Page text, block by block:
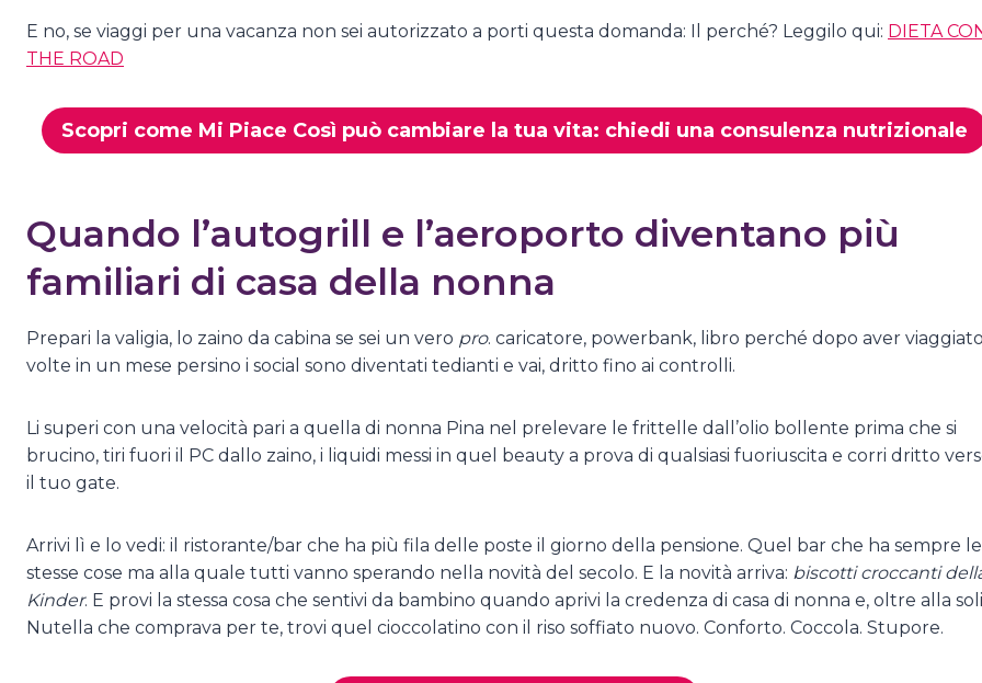
E no, se viaggi per una vacanza non sei autorizzato a porti questa domanda: Il perché? Leggilo qui: DIETA
THE ROAD
Scopri come Mi Piace Così può cambiare la tua vita: chiedi una consulenza nutrizionale
Quando l’autogrill e l’aeroporto diventano più
familiari di casa della nonna
Prepari la valigia, lo zaino da cabina se sei un vero pro. caricatore, powerbank, libro perché dopo aver
volte in un mese persino i social sono diventati tedianti e vai, dritto fino ai controlli.
Li superi con una velocità pari a quella di nonna Pina nel prelevare le frittelle dall’olio bollente prima che si
brucino, tiri fuori il PC dallo zaino, i liquidi messi in quel beauty a prova di qualsiasi fuoriuscita e corri dritto
il tuo gate.
Arrivi lì e lo vedi: il ristorante/bar che ha più fila delle poste il giorno della pensione. Quel bar che ha sempre le
stesse cose ma alla quale tutti vanno sperando nella novità del secolo. E la novità arriva: biscotti croccanti
Kinder. E provi la stessa cosa che sentivi da bambino quando aprivi la credenza di casa di nonna e, oltre alla
Nutella che comprava per te, trovi quel cioccolatino con il riso soffiato nuovo. Conforto. Coccola. Stupore.